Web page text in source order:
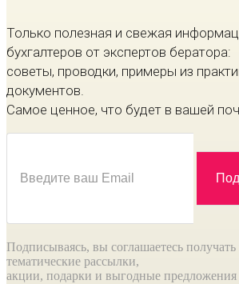
Только полезная и свежая
бухгалтеров от экспертов бератора:
советы, проводки, примеры из
документов.
Самое ценное, что будет в вашей
Подписываясь, вы соглашаетесь
тематические рассылки,
акции, подарки и выгодные предложения